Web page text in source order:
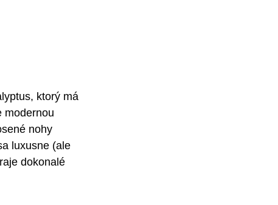
ktorý má
modernou
nohy
luxusne (ale
dokonalé